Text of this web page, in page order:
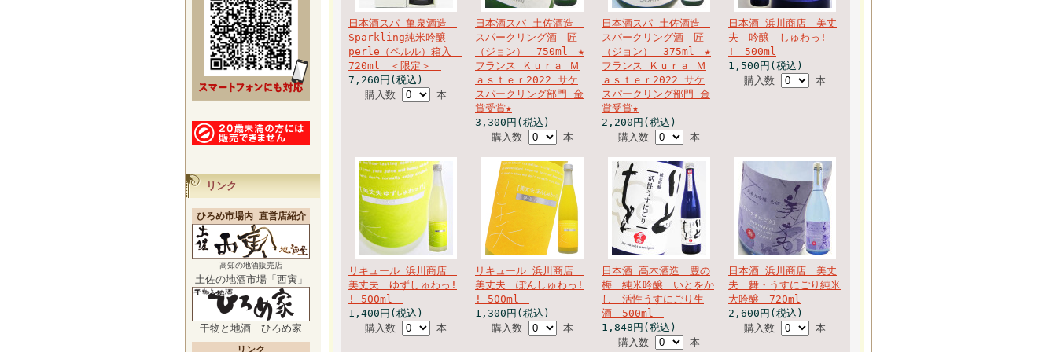
リンク
ひろめ市場内 直営店紹介
高知の地酒販売店
土佐の地酒市場「西寅」
干物と地酒 ひろめ家
リンク
日本酒スパ 亀泉酒造
Sparkling純米吟醸
perle（ペルル）箱入
720ml ＜限定＞
7,260円(税込)
購入数
本
日本酒スパ 土佐酒造
スパークリング酒 匠
（ジョン） 750ml ★
フランス Ｋｕｒａ Ｍ
ａｓｔｅｒ2022 サケ
スパークリング部門 金
賞受賞★
3,300円(税込)
購入数
本
日本酒スパ 土佐酒造
スパークリング酒 匠
（ジョン） 375ml ★
フランス Ｋｕｒａ Ｍ
ａｓｔｅｒ2022 サケ
スパークリング部門 金
賞受賞★
2,200円(税込)
購入数
本
日本酒 浜川商店 美丈
夫 吟醸 しゅわっ!
! 500ml
1,500円(税込)
購入数
本
リキュール 浜川商店
美丈夫 ゆずしゅわっ!
! 500ml
1,400円(税込)
購入数
本
リキュール 浜川商店
美丈夫 ぽんしゅわっ!
! 500ml
1,300円(税込)
購入数
本
日本酒 高木酒造 豊の
梅 純米吟醸 いとをか
し 活性うすにごり生
酒 500ml
1,848円(税込)
購入数
本
日本酒 浜川商店 美丈
夫 舞・うすにごり純米
大吟醸 720ml
2,600円(税込)
購入数
本